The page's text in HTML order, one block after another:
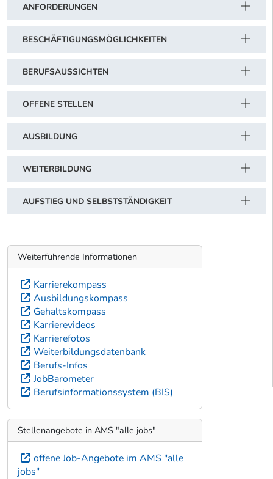
ANFORDERUNGEN
BESCHÄFTIGUNGSMÖGLICHKEITEN
BERUFSAUSSICHTEN
OFFENE STELLEN
AUSBILDUNG
WEITERBILDUNG
AUFSTIEG UND SELBSTSTÄNDIGKEIT
Weiterführende Informationen
Karrierekompass
Ausbildungskompass
Gehaltskompass
Karrierevideos
Karrierefotos
Weiterbildungsdatenbank
Berufs-Infos
JobBarometer
Berufsinformationssystem (BIS)
Stellenangebote in AMS "alle jobs"
offene Job-Angebote im AMS "alle
jobs"